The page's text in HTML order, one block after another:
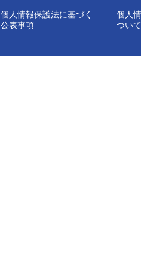
個人情報保護法に基づく
公表事項
個人
ついて